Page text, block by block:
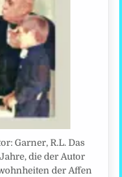
Garner, R.L. Das
die der Autor
der Affen